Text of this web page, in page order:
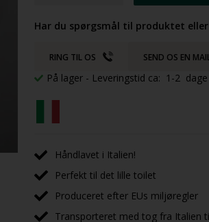
Har du spørgsmål til produktet
RING TIL OS SEND OS EN
På lager - Leveringstid ca: 1-2 dage
Håndlavet i Italien!
Perfekt til det lille toilet
Produceret efter EUs miljøregler
Transporteret med tog fra Italien